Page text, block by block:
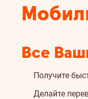
Все
Получите
Делайте